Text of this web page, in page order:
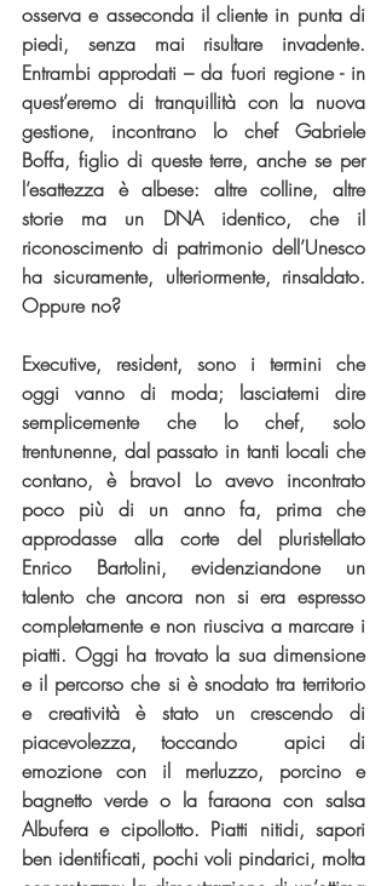
osserva e asseconda il cliente in punta di
piedi, senza mai risultare invadente.
Entrambi approdati – da fuori regione - in
quest’eremo di tranquillità con la nuova
gestione, incontrano lo chef Gabriele
Boffa, figlio di queste terre, anche se per
l’esattezza è albese: altre colline, altre
storie ma un DNA identico, che il
riconoscimento di patrimonio dell’Unesco
ha sicuramente, ulteriormente, rinsaldato.
Oppure no?
Executive, resident, sono i termini che
oggi vanno di moda; lasciatemi dire
semplicemente che lo chef, solo
trentunenne, dal passato in tanti locali che
contano, è bravo! Lo avevo incontrato
poco più di un anno fa, prima che
approdasse alla corte del pluristellato
Enrico Bartolini, evidenziandone un
talento che ancora non si era espresso
completamente e non riusciva a marcare i
piatti. Oggi ha trovato la sua dimensione
e il percorso che si è snodato tra territorio
e creatività è stato un crescendo di
piacevolezza, toccando  apici di
emozione con il merluzzo, porcino e
bagnetto verde o la faraona con salsa
Albufera e cipollotto. Piatti nitidi, sapori
ben identificati, pochi voli pindarici, molta